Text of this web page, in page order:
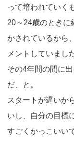
って培われていく
20～24歳のときに
かされているから
メントしていまし
その4年間の間に
だ、と。
スタートが遅いか
いし、自分の目標
すごくかっこいい